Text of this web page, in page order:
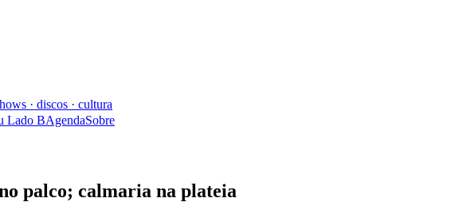
· discos · cultura
Lado BAgendaSobre
palco; calmaria na plateia